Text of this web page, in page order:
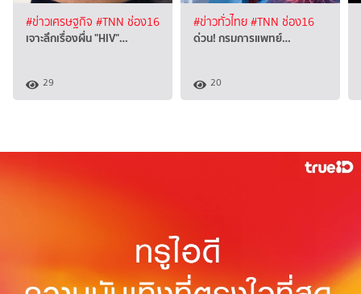
#ข่าวเศรษฐกิจ #TNN ช่อง16
เจาะลึกเรื่องผื่น "HIV"…
29
#ข่าวทั่วไทย#TNN ช่อง16
ด่วน! กรมการแพทย์…
20